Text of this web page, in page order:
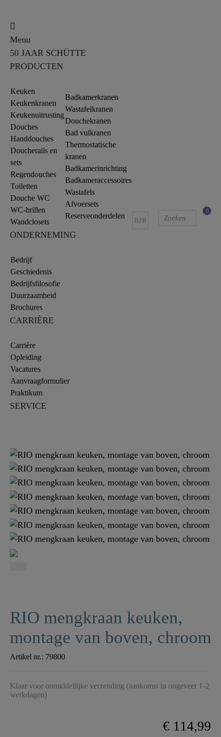
Menu
50 JAAR SCHÜTTE
PRODUCTEN
Keuken
Keukenkranen
Keukenuitrusting
Douches
Handdouches
Doucherails en
sets
Regendouches
Toiletten
Douche WC
WC-brillen
Wandclosets
Badkamerkranen
Wastafelkranen
Douchekranen
Bad vulkranen
Thermostatische
kranen
Badkamerinrichting
Badkameraccessoires
Wastafels
Afvoersets
Reserveonderdelen
ONDERNEMING
Bedrijf
Geschiedenis
Bedrijfsfilosofie
Duurzaamheid
Brochures
CARRIÈRE
Carrière
Opleiding
Vacatures
Aanvraagformulier
Praktikum
SERVICE
B2B
0
RIO mengkraan keuken,
montage van boven, chroom
Artikel nr.: 79800
Klaar voor onmiddellijke verzending (aankomst in ongeveer 1-2
werkdagen)
€ 114,99